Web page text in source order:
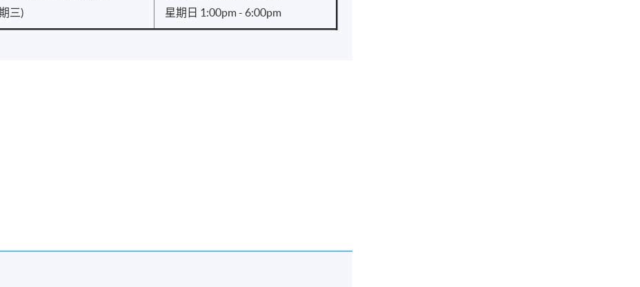
三)
星期日 1:00pm - 6:00pm